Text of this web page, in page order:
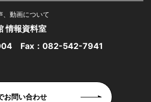
、動画について
情報資料室
Fax：082-542-7941
お問い合わせ